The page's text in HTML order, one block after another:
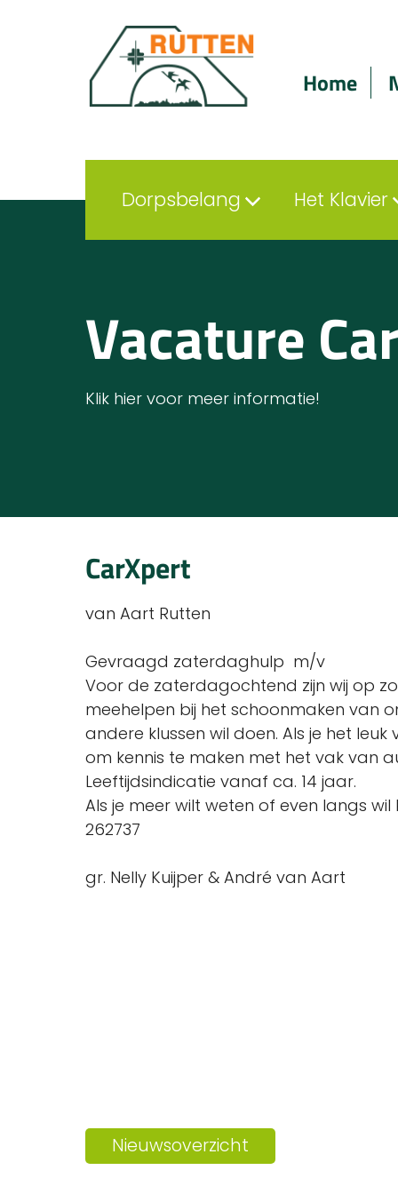
Home
Dorpsbelang Het Klavier
Vacature
Klik hier voor meer informatie!
CarXpert
van Aart Rutten
Gevraagd zaterdaghulp m/v
Voor de zaterdagochtend zijn wij op
meehelpen bij het schoonmaken van
andere klussen wil doen. Als je het
om kennis te maken met het vak van
Leeftijdsindicatie vanaf ca. 14 jaar.
Als je meer wilt weten of even langs
262737
gr. Nelly Kuijper & André van Aart
Nieuwsoverzicht